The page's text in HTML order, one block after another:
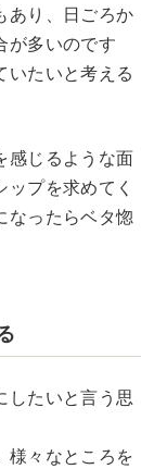
あり、日ごろか
が多いのです
いたいと考える
感じるような面
プを求めてく
なったらベタ惚
したいと言う思
様々なところを